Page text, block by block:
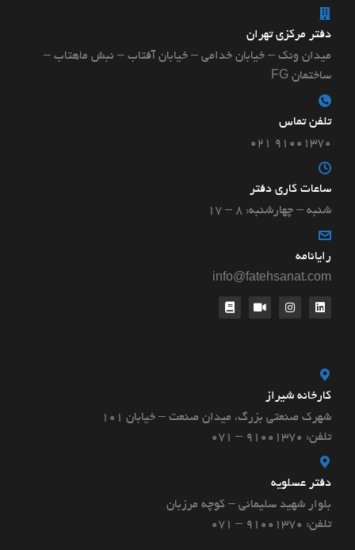
دفتر مرکزی تهران
میدان ونک – خیابان خدامی – خیابان آفتاب – نبش ماهتاب –
ساختمان FG
تلفن تماس
۹۱۰۰۱۳۷۰ ۰۲۱
ساعات کاری دفتر
شنبه – چهارشنبه: ۸ – ۱۷
رایانامه
info@fatehsanat.com
کارخانه شیراز
شهرک صنعتی بزرگ، میدان صنعت – خیابان ۱۰۱
تلفن: 91001370 – 071
دفتر عسلویه
بلوار شهید سلیمانی – کوچه مرزبان
تلفن: 91001370 – 071